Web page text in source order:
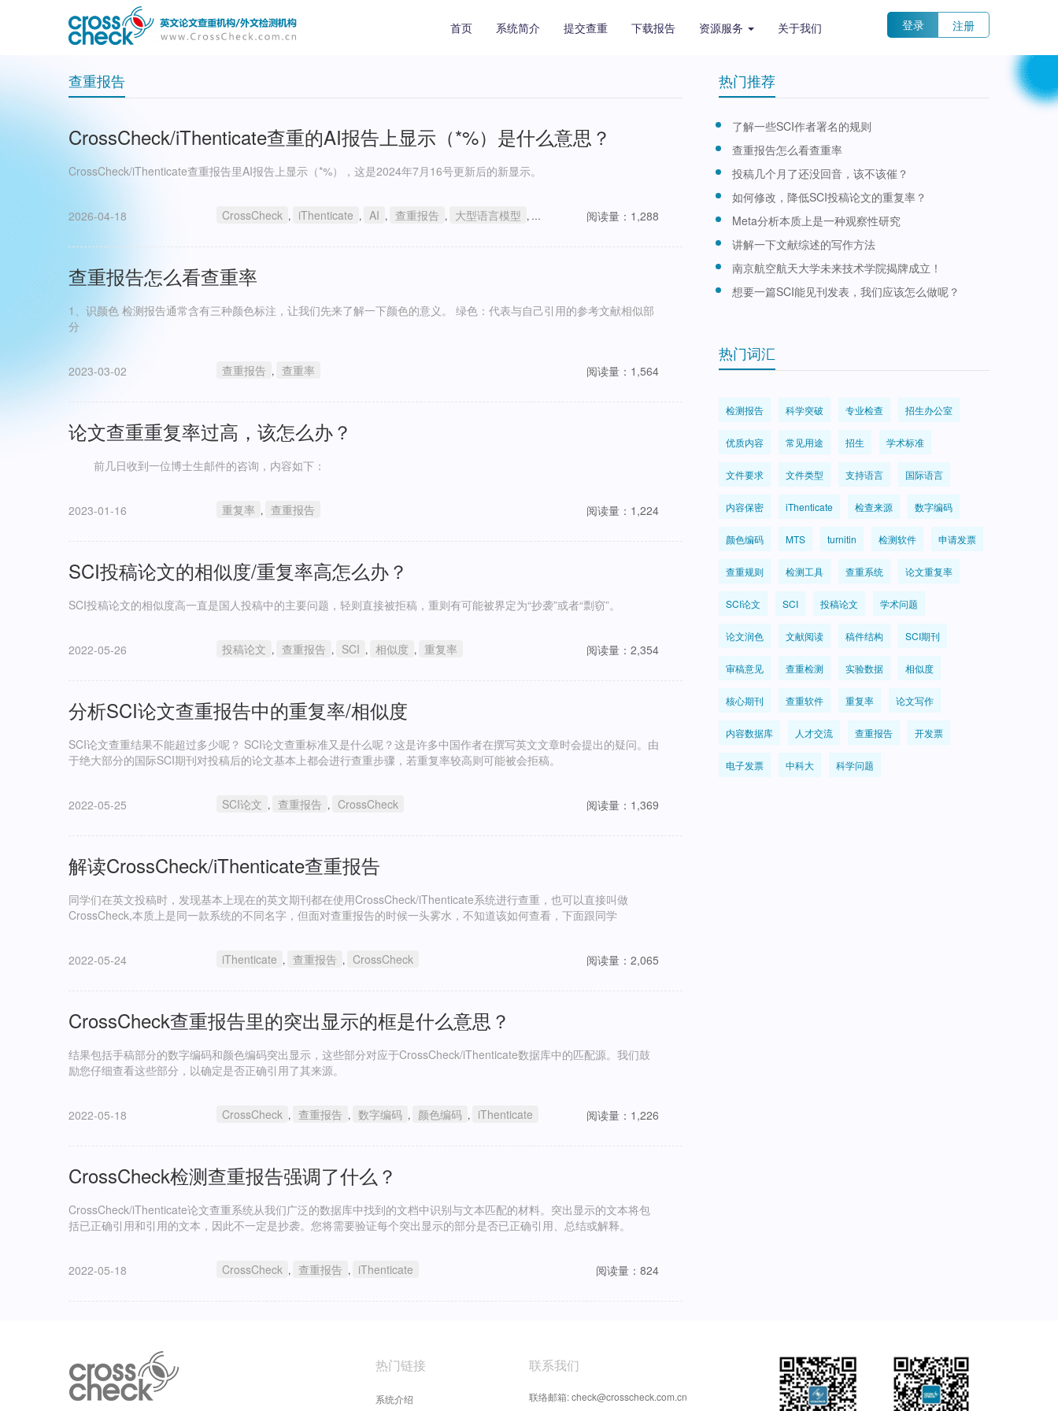
导
航 首页 系统简介 提交查重 下载报告 资源服务 关于我们
account
menu 登录 注册
查重报告
CrossCheck/iThenticate查重的AI报告上显示（*%）是什么意思？
CrossCheck/iThenticate查重报告里AI报告上显示（*%），这是2024年7月16号更新后的新显示。
2026-04-18 CrossCheck , iThenticate , AI , 查重报告 , 大型语言模型 , 学术不端 阅读量：1,288
查重报告怎么看查重率
1、识颜色 检测报告通常含有三种颜色标注，让我们先来了解一下颜色的意义。 绿色：代表与自己引用的参考文献相似部
分
2023-03-02 查重报告 , 查重率 阅读量：1,564
论文查重重复率过高，该怎么办？
前几日收到一位博士生邮件的咨询，内容如下：
2023-01-16 重复率 , 查重报告 阅读量：1,224
SCI投稿论文的相似度/重复率高怎么办？
SCI投稿论文的相似度高一直是国人投稿中的主要问题，轻则直接被拒稿，重则有可能被界定为“抄袭”或者“剽窃”。
2022-05-26 投稿论文 , 查重报告 , SCI , 相似度 , 重复率 阅读量：2,354
分析SCI论文查重报告中的重复率/相似度
SCI论文查重结果不能超过多少呢？ SCI论文查重标准又是什么呢？这是许多中国作者在撰写英文文章时会提出的疑问。由
于绝大部分的国际SCI期刊对投稿后的论文基本上都会进行查重步骤，若重复率较高则可能被会拒稿。
2022-05-25 SCI论文 , 查重报告 , CrossCheck 阅读量：1,369
解读CrossCheck/iThenticate查重报告
同学们在英文投稿时，发现基本上现在的英文期刊都在使用CrossCheck/iThenticate系统进行查重，也可以直接叫做
CrossCheck,本质上是同一款系统的不同名字，但面对查重报告的时候一头雾水，不知道该如何查看，下面跟同学
2022-05-24 iThenticate , 查重报告 , CrossCheck 阅读量：2,065
CrossCheck查重报告里的突出显示的框是什么意思？
结果包括手稿部分的数字编码和颜色编码突出显示，这些部分对应于CrossCheck/iThenticate数据库中的匹配源。我们鼓
励您仔细查看这些部分，以确定是否正确引用了其来源。
2022-05-18 CrossCheck , 查重报告 , 数字编码 , 颜色编码 , iThenticate 阅读量：1,226
CrossCheck检测查重报告强调了什么？
CrossCheck/iThenticate论文查重系统从我们广泛的数据库中找到的文档中识别与文本匹配的材料。突出显示的文本将包
括已正确引用和引用的文本，因此不一定是抄袭。您将需要验证每个突出显示的部分是否已正确引用、总结或解释。
2022-05-18 CrossCheck , 查重报告 , iThenticate 阅读量：824
热门推荐
了解一些SCI作者署名的规则
查重报告怎么看查重率
投稿几个月了还没回音，该不该催？
如何修改，降低SCI投稿论文的重复率？
Meta分析本质上是一种观察性研究
讲解一下文献综述的写作方法
南京航空航天大学未来技术学院揭牌成立！
想要一篇SCI能见刊发表，我们应该怎么做呢？
热门词汇
检测报告 科学突破 专业检查 招生办公室
优质内容 常见用途 招生 学术标准
文件要求 文件类型 支持语言 国际语言
内容保密 iThenticate 检查来源 数字编码
颜色编码 MTS turnitin 检测软件 申请发票
查重规则 检测工具 查重系统 论文重复率
SCI论文 SCI 投稿论文 学术问题
论文润色 文献阅读 稿件结构 SCI期刊
审稿意见 查重检测 实验数据 相似度
核心期刊 查重软件 重复率 论文写作
内容数据库 人才交流 查重报告 开发票
电子发票 中科大 科学问题
热门链接
系统介绍
联系我们
联络邮箱: check@crosscheck.com.cn